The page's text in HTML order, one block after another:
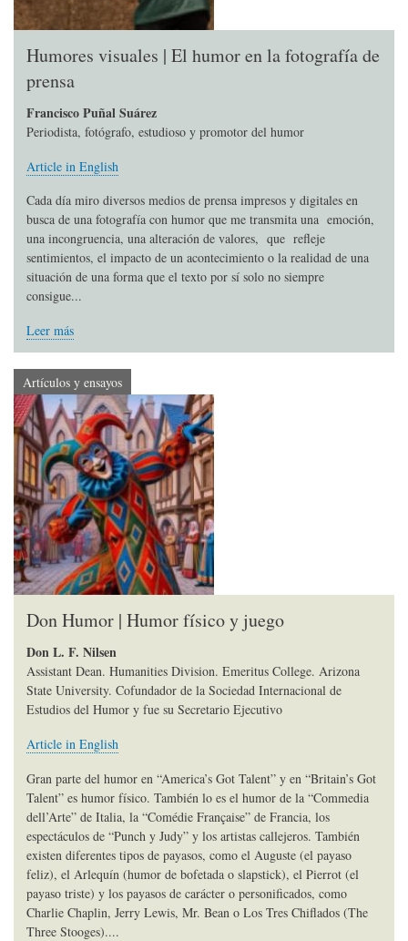
Humores visuales | El humor en la fotografía de
prensa
Francisco Puñal Suárez
Periodista, fotógrafo, estudioso y promotor del humor
Article in English
Cada día miro diversos medios de prensa impresos y digitales en
busca de una fotografía con humor que me transmita una emoción,
una incongruencia, una alteración de valores, que refleje
sentimientos, el impacto de un acontecimiento o la realidad de una
situación de una forma que el texto por sí solo no siempre
consigue...
Leer más
Artículos y ensayos
Don Humor | Humor físico y juego
Don L. F. Nilsen
Assistant Dean. Humanities Division. Emeritus College. Arizona
State University. Cofundador de la Sociedad Internacional de
Estudios del Humor y fue su Secretario Ejecutivo
Article in English
Gran parte del humor en “America’s Got Talent” y en “Britain’s Got
Talent” es humor físico. También lo es el humor de la “Commedia
dell’Arte” de Italia, la “Comédie Française” de Francia, los
espectáculos de “Punch y Judy” y los artistas callejeros. También
existen diferentes tipos de payasos, como el Auguste (el payaso
feliz), el Arlequín (humor de bofetada o slapstick), el Pierrot (el
payaso triste) y los payasos de carácter o personificados, como
Charlie Chaplin, Jerry Lewis, Mr. Bean o Los Tres Chiflados (The
Three Stooges)....